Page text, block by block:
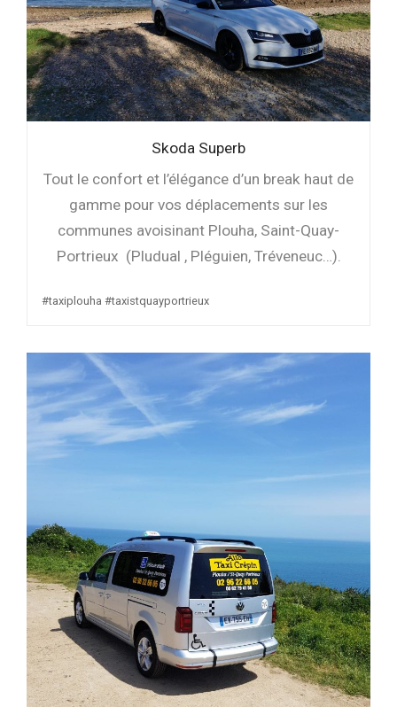
Skoda Superb
Tout le confort et l’élégance d’un break haut de
gamme pour vos déplacements sur les
communes avoisinant Plouha, Saint-Quay-
Portrieux (Pludual , Pléguien, Tréveneuc…).
#taxiplouha #taxistquayportrieux